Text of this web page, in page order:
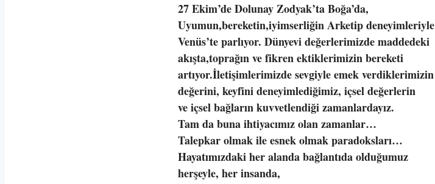
27 Ekim’de Dolunay Zodyak’ta Boğa’da,
Uyumun,bereketin,iyimserliğin Arketip deneyimleriyle
Venüs’te parlıyor. Dünyevi değerlerimizde maddedeki
akışta,toprağın ve fikren ektiklerimizin bereketi
artıyor.İletişimlerimizde sevgiyle emek verdiklerimizin
değerini, keyfini deneyimlediğimiz, içsel değerlerin
ve içsel bağların kuvvetlendiği zamanlardayız.
Tam da buna ihtiyacımız olan zamanlar…
Talepkar olmak ile esnek olmak paradoksları…
Hayatımızdaki her alanda bağlantıda olduğumuz
herşeyle, her insanda,